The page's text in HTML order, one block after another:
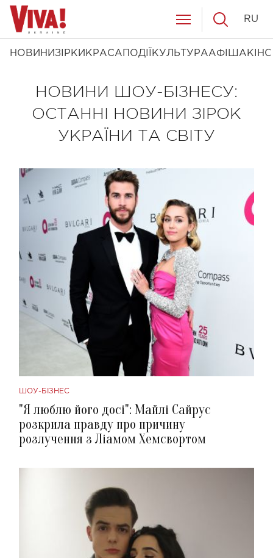
НОВИНИ ЗІРКИ КРАСА ПОДІЇ КУЛЬТУРААФІША КІНО
RU
НОВИНИ ШОУ-БІЗНЕСУ:
ОСТАННІ НОВИНИ ЗІРОК
УКРАЇНИ ТА СВІТУ
ШОУ-БІЗНЕС
"Я люблю його досі": Майлі Сайрус
розкрила правду про причину
розлучення з Ліамом Хемсвортом